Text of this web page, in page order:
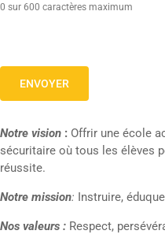
0 sur 600 caractères maximum
Notre vision : Offrir une école
sécuritaire où tous les élèves
réussite.
Notre mission: Instruire,
Nos valeurs : Respect,